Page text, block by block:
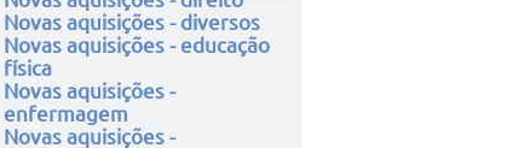
Novas aquisições - diversos
Novas aquisições - educação
física
Novas aquisições -
enfermagem
Novas aquisições -